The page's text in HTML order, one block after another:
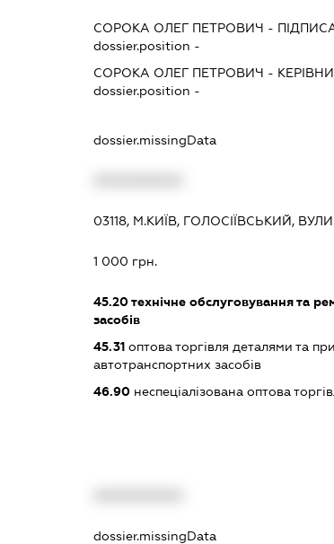
СОРОКА ОЛЕГ ПЕТРОВИЧ -
dossier.position -
СОРОКА ОЛЕГ ПЕТРОВИЧ -
dossier.position -
dossier.missingData
03118, М.КИЇВ, ГОЛОСІЇВСЬКИЙ,
1 000 грн.
45.20технічне обслуговування та
засобів
45.31 оптова торгівля деталями та
автотранспортних засобів
46.90 неспеціалізована оптова
dossier.missingData